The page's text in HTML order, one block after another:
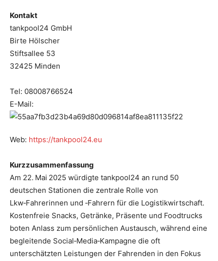
Kontakt
tankpool24 GmbH
Birte Hölscher
Stiftsallee 53
32425 Minden
Tel: 08008766524
E-Mail:
Web: https://tankpool24.eu
Kurzzusammenfassung
Am 22. Mai 2025 würdigte tankpool24 an rund 50
deutschen Stationen die zentrale Rolle von
Lkw‑Fahrerinnen und ‑Fahrern für die Logistikwirtschaft.
Kostenfreie Snacks, Getränke, Präsente und Foodtrucks
boten Anlass zum persönlichen Austausch, während eine
begleitende Social‑Media‑Kampagne die oft
unterschätzten Leistungen der Fahrenden in den Fokus